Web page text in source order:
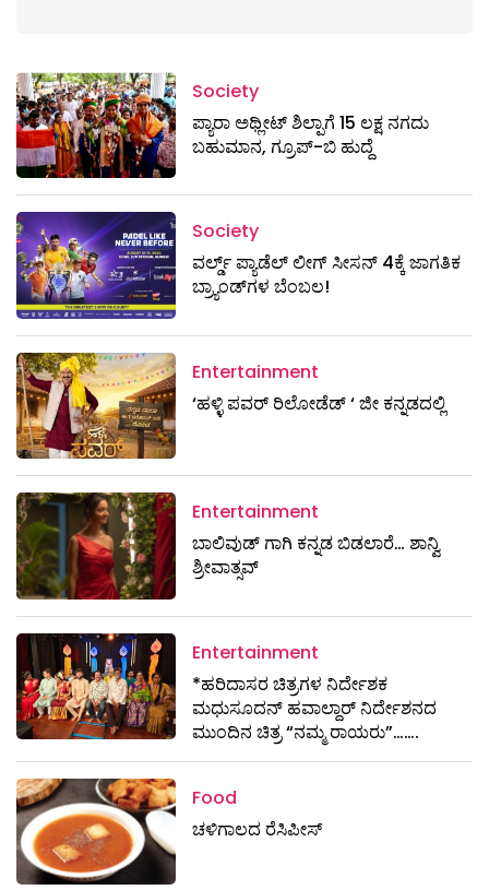
Society
ಪ್ಯಾರಾ ಅಥ್ಲೀಟ್ ಶಿಲ್ಪಾಗೆ 15 ಲಕ್ಷ ನಗದು
ಬಹುಮಾನ, ಗ್ರೂಪ್-ಬಿ ಹುದ್ದೆ
Society
ವರ್ಲ್ಡ್ ಪ್ಯಾಡೆಲ್ ಲೀಗ್ ಸೀಸನ್ 4ಕ್ಕೆ ಜಾಗತಿಕ
ಬ್ರ್ಯಾಂಡ್‌ಗಳ ಬೆಂಬಲ!
Entertainment
‘ಹಳ್ಳಿ ಪವರ್ ರಿಲೋಡೆಡ್ ‘ ಜೀ ಕನ್ನಡದಲ್ಲಿ
Entertainment
ಬಾಲಿವುಡ್ ಗಾಗಿ ಕನ್ನಡ ಬಿಡಲಾರೆ… ಶಾನ್ವಿ
ಶ್ರೀವಾತ್ಸವ್
Entertainment
*ಹರಿದಾಸರ ಚಿತ್ರಗಳ ನಿರ್ದೇಶಕ
ಮಧುಸೂದನ್ ಹವಾಲ್ದಾರ್ ನಿರ್ದೇಶನದ
ಮುಂದಿನ ಚಿತ್ರ “ನಮ್ಮ ರಾಯರು”…….
Food
ಚಳಿಗಾಲದ ರೆಸಿಪೀಸ್